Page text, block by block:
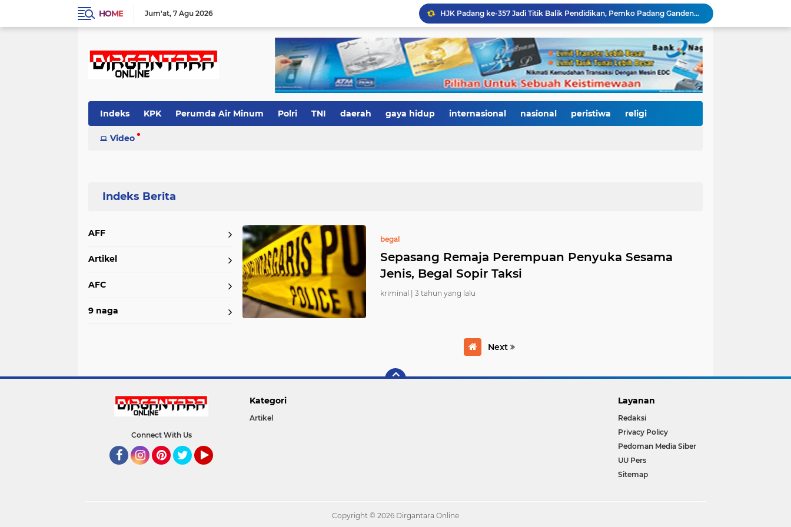
HOME Jum'at 7 Agu 2026
HJK Padang ke-357 Jadi Titik Balik Pendidikan, Pemko Padang Gandeng Universiti Kuala Lumpur Buka Jalan Beasiswa dan Kampus Internasional
KRI Teluk Kendari-518 Bersandar di Teluk Bayur, Hadiah Istimewa HJK Padang ke-357: Warga Diajak Naik Kapal Perang Gratis
International Symposium Kota Tua Padang Gaungkan Kolaborasi Dunia, Fadly Amran Ajak Selamatkan Batang Arau dan Wujudkan Pariwisata Berkelanjutan
2.334 Peserta Padati Auditorium UNP, Fadly Amran Ajak Dunia Pendidikan Bersatu Wujudkan 'Padang Juara' Berdaya Saing Global
3.000 Mahasiswa Baru UNP Ikuti Police Goes To Campus, Ditlantas Polda Sumbar Tanamkan Budaya Tertib Berlalu Lintas Sejak Hari Pertama Kuliah
Open Ship Kapal Teluk Kendari Diprediksi Diserbu Pengunjung, Trans Padang Ubah Rute Koridor 2 dan 4, Tarif Seluruh Koridor Cuma Rp1
Merah Putih Berkibar, 500 Bendera Dibagikan untuk Menyalakan Semangat Kemerdekaan di Dharmasraya
Indeks KPK Perumda Air Minum Polri TNI daerah gaya hidup internasional nasional peristiwa religi
Video
AFF
Artikel
AFC
9 naga
begal
Sepasang Remaja Perempuan Penyuka Sesama
Jenis, Begal Sopir Taksi
kriminal | 3 tahun yang lalu
Next
Connect With Us
Kategori
Artikel
Layanan
Redaksi
Privacy Policy
Pedoman Media Siber
UU Pers
Sitemap
Copyright © 2026 Dirgantara Online